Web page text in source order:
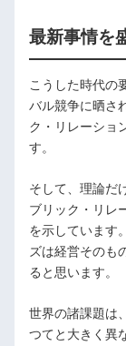
最新事情を
こうした時代の
バル競争に晒さ
ク・リレーショ
す。
そして、理論だ
ブリック・リレ
を示しています
ズは経営そのも
ると思います。
世界の諸課題は
つてと大きく異